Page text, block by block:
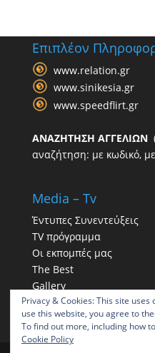
Επιπλέον
www.relation.gr
www.sinikesia.gr
www.speedflirt.gr
ΑΝΑΖΗΤΗΣΗ ΑΓΓΕΛΙΩΝ
αναζήτηση: με κωδικό,
Media – Tv
Έντυπες Συνεντεύξεις
TV πρόγραμμα
Οι εκπομπές μας
The Best
Gallery
Η παρουσία μας στα
Privacy & Cookies: This site
use this website, you agree to
To find out more, including how
Cookie Policy